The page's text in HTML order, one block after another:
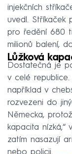
injekčních
uvedl. Stříkaček
pro ředění 680
milionů balení,
Lůžková
Dostatečná je
v celé republice.
například v
rozvezeni do
Německa,
kapacita nízká,“
zatím nasazují
nebo policii.